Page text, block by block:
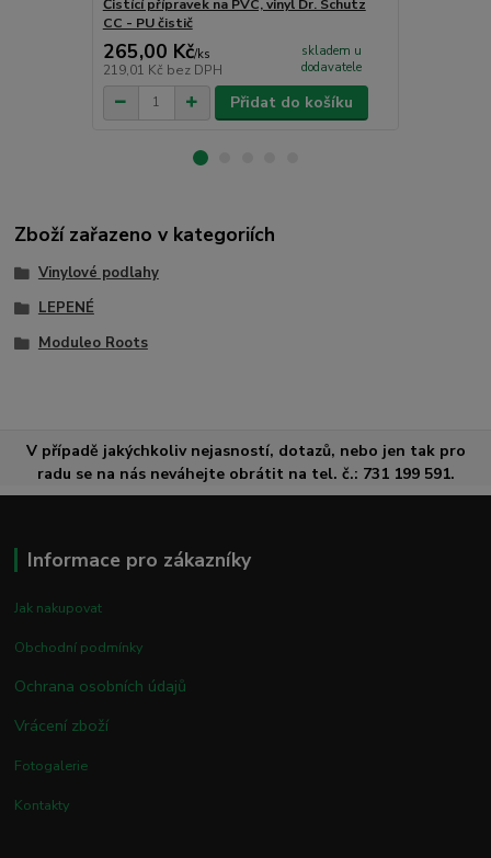
Čistící přípravek na PVC, vinyl Dr. Schutz
CC - PU čistič
265,00 Kč/ks
219,01 Kč bez DPH
skladem u
dodavatele
Přidat do košíku
Zboží zařazeno v kategoriích
Vinylové podlahy
LEPENÉ
Moduleo Roots
V případě jakýchkoliv nejasností, dotazů, nebo jen tak pro
radu se na nás neváhejte obrátit na tel. č.: 731 199 591.
Informace pro zákazníky
Jak nakupovat
Obchodní podmínky
Ochrana osobních údajů
Vrácení zboží
Fotogalerie
Kontakty